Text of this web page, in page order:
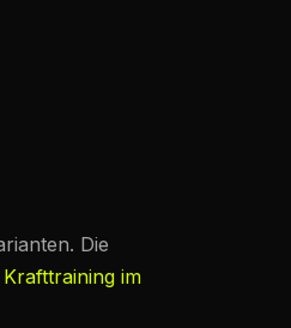
Die
Krafttraining im